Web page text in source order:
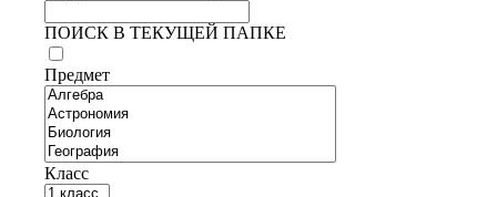
ПОИСК В ТЕКУЩЕЙ ПАПКЕ
Предмет
Класс